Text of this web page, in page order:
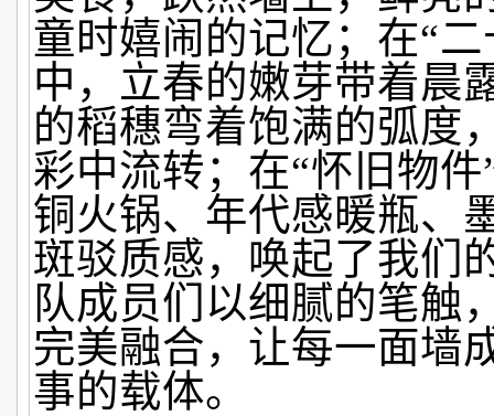
童时嬉闹的记忆；在“
中，立春的嫩芽带着晨
的稻穗弯着饱满的弧度
彩中流转；在“怀旧物
铜火锅、年代感暖瓶、
斑驳质感，唤起了我们
队成员们以细腻的笔触
完美融合，让每一面墙
事的载体。